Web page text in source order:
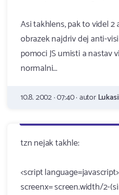
Asi takhlens, pak to videl 2
obrazek najdriv dej anti-
pomoci JS umisti a nastav
normalni...
10.8. 2002 · 07:40 · autor
tzn nejak takhle:
<script language=javascript>
screenx= screen.width/2-